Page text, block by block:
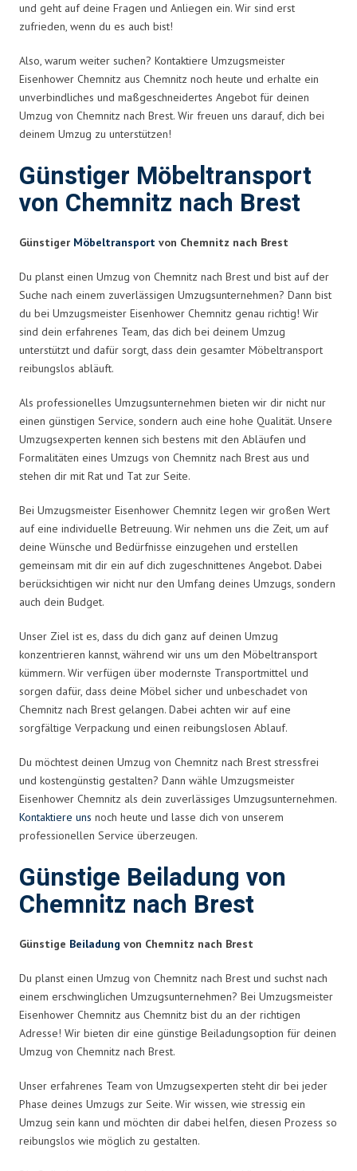
und geht auf deine Fragen und Anliegen ein. Wir sind erst
zufrieden, wenn du es auch bist!
Also, warum weiter suchen? Kontaktiere Umzugsmeister
Eisenhower Chemnitz aus Chemnitz noch heute und erhalte ein
unverbindliches und maßgeschneidertes Angebot für deinen
Umzug von Chemnitz nach Brest. Wir freuen uns darauf, dich bei
deinem Umzug zu unterstützen!
Günstiger Möbeltransport
von Chemnitz nach Brest
Günstiger Möbeltransport von Chemnitz nach Brest
Du planst einen Umzug von Chemnitz nach Brest und bist auf der
Suche nach einem zuverlässigen Umzugsunternehmen? Dann bist
du bei Umzugsmeister Eisenhower Chemnitz genau richtig! Wir
sind dein erfahrenes Team, das dich bei deinem Umzug
unterstützt und dafür sorgt, dass dein gesamter Möbeltransport
reibungslos abläuft.
Als professionelles Umzugsunternehmen bieten wir dir nicht nur
einen günstigen Service, sondern auch eine hohe Qualität. Unsere
Umzugsexperten kennen sich bestens mit den Abläufen und
Formalitäten eines Umzugs von Chemnitz nach Brest aus und
stehen dir mit Rat und Tat zur Seite.
Bei Umzugsmeister Eisenhower Chemnitz legen wir großen Wert
auf eine individuelle Betreuung. Wir nehmen uns die Zeit, um auf
deine Wünsche und Bedürfnisse einzugehen und erstellen
gemeinsam mit dir ein auf dich zugeschnittenes Angebot. Dabei
berücksichtigen wir nicht nur den Umfang deines Umzugs, sondern
auch dein Budget.
Unser Ziel ist es, dass du dich ganz auf deinen Umzug
konzentrieren kannst, während wir uns um den Möbeltransport
kümmern. Wir verfügen über modernste Transportmittel und
sorgen dafür, dass deine Möbel sicher und unbeschadet von
Chemnitz nach Brest gelangen. Dabei achten wir auf eine
sorgfältige Verpackung und einen reibungslosen Ablauf.
Du möchtest deinen Umzug von Chemnitz nach Brest stressfrei
und kostengünstig gestalten? Dann wähle Umzugsmeister
Eisenhower Chemnitz als dein zuverlässiges Umzugsunternehmen.
Kontaktiere uns noch heute und lasse dich von unserem
professionellen Service überzeugen.
Günstige Beiladung von
Chemnitz nach Brest
Günstige Beiladung von Chemnitz nach Brest
Du planst einen Umzug von Chemnitz nach Brest und suchst nach
einem erschwinglichen Umzugsunternehmen? Bei Umzugsmeister
Eisenhower Chemnitz aus Chemnitz bist du an der richtigen
Adresse! Wir bieten dir eine günstige Beiladungsoption für deinen
Umzug von Chemnitz nach Brest.
Unser erfahrenes Team von Umzugsexperten steht dir bei jeder
Phase deines Umzugs zur Seite. Wir wissen, wie stressig ein
Umzug sein kann und möchten dir dabei helfen, diesen Prozess so
reibungslos wie möglich zu gestalten.